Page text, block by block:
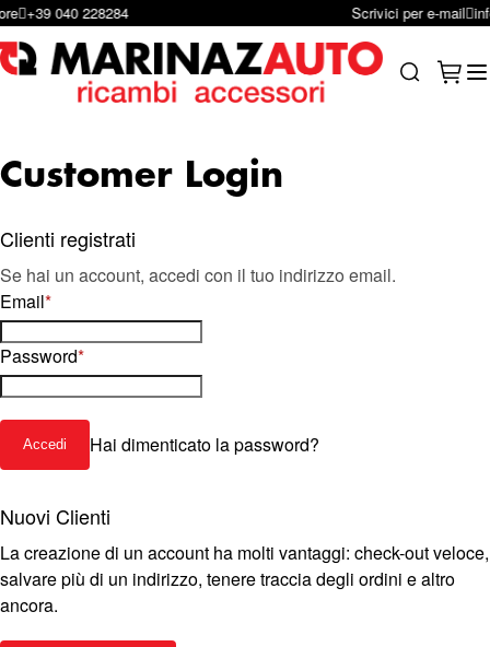
Salta al contenutoScrivici per e-mail infoshop@marinazauto.it
Customer Login
Clienti registrati
Se hai un account, accedi con il tuo indirizzo email.
Email
Password
Accedi Hai dimenticato la password?
Nuovi Clienti
La creazione di un account ha molti vantaggi: check-out veloce,
salvare più di un indirizzo, tenere traccia degli ordini e altro
ancora.